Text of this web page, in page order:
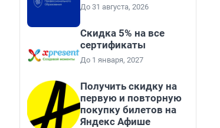
До 31 августа, 2026
Скидка 5% на все
сертификаты
До 1 января, 2027
Получить скидку на
первую и повторную
покупку билетов на
Яндекс Афише